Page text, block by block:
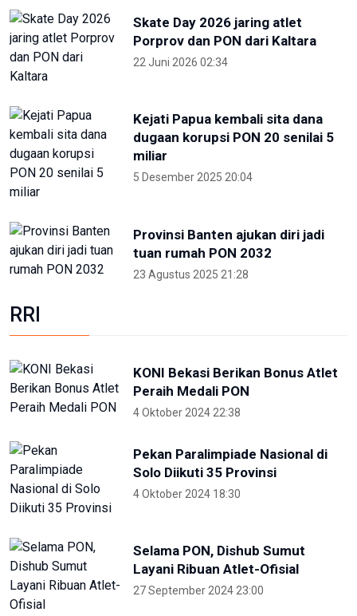
Skate Day 2026 jaring atlet
Porprov dan PON dari Kaltara
22 Juni 2026 02:34
Kejati Papua kembali sita dana
dugaan korupsi PON 20 senilai 5
miliar
5 Desember 2025 20:04
Provinsi Banten ajukan diri jadi
tuan rumah PON 2032
23 Agustus 2025 21:28
RRI
KONI Bekasi Berikan Bonus Atlet
Peraih Medali PON
4 Oktober 2024 22:38
Pekan Paralimpiade Nasional di
Solo Diikuti 35 Provinsi
4 Oktober 2024 18:30
Selama PON, Dishub Sumut
Layani Ribuan Atlet-Ofisial
27 September 2024 23:00